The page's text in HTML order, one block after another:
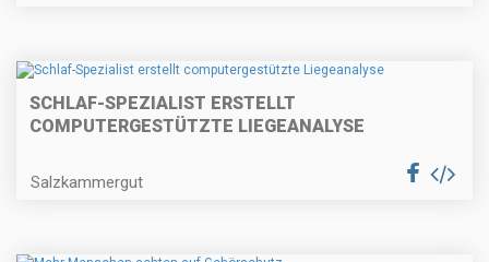
SCHLAF-SPEZIALIST ERSTELLT
COMPUTERGESTÜTZTE LIEGEANALYSE
Salzkammergut